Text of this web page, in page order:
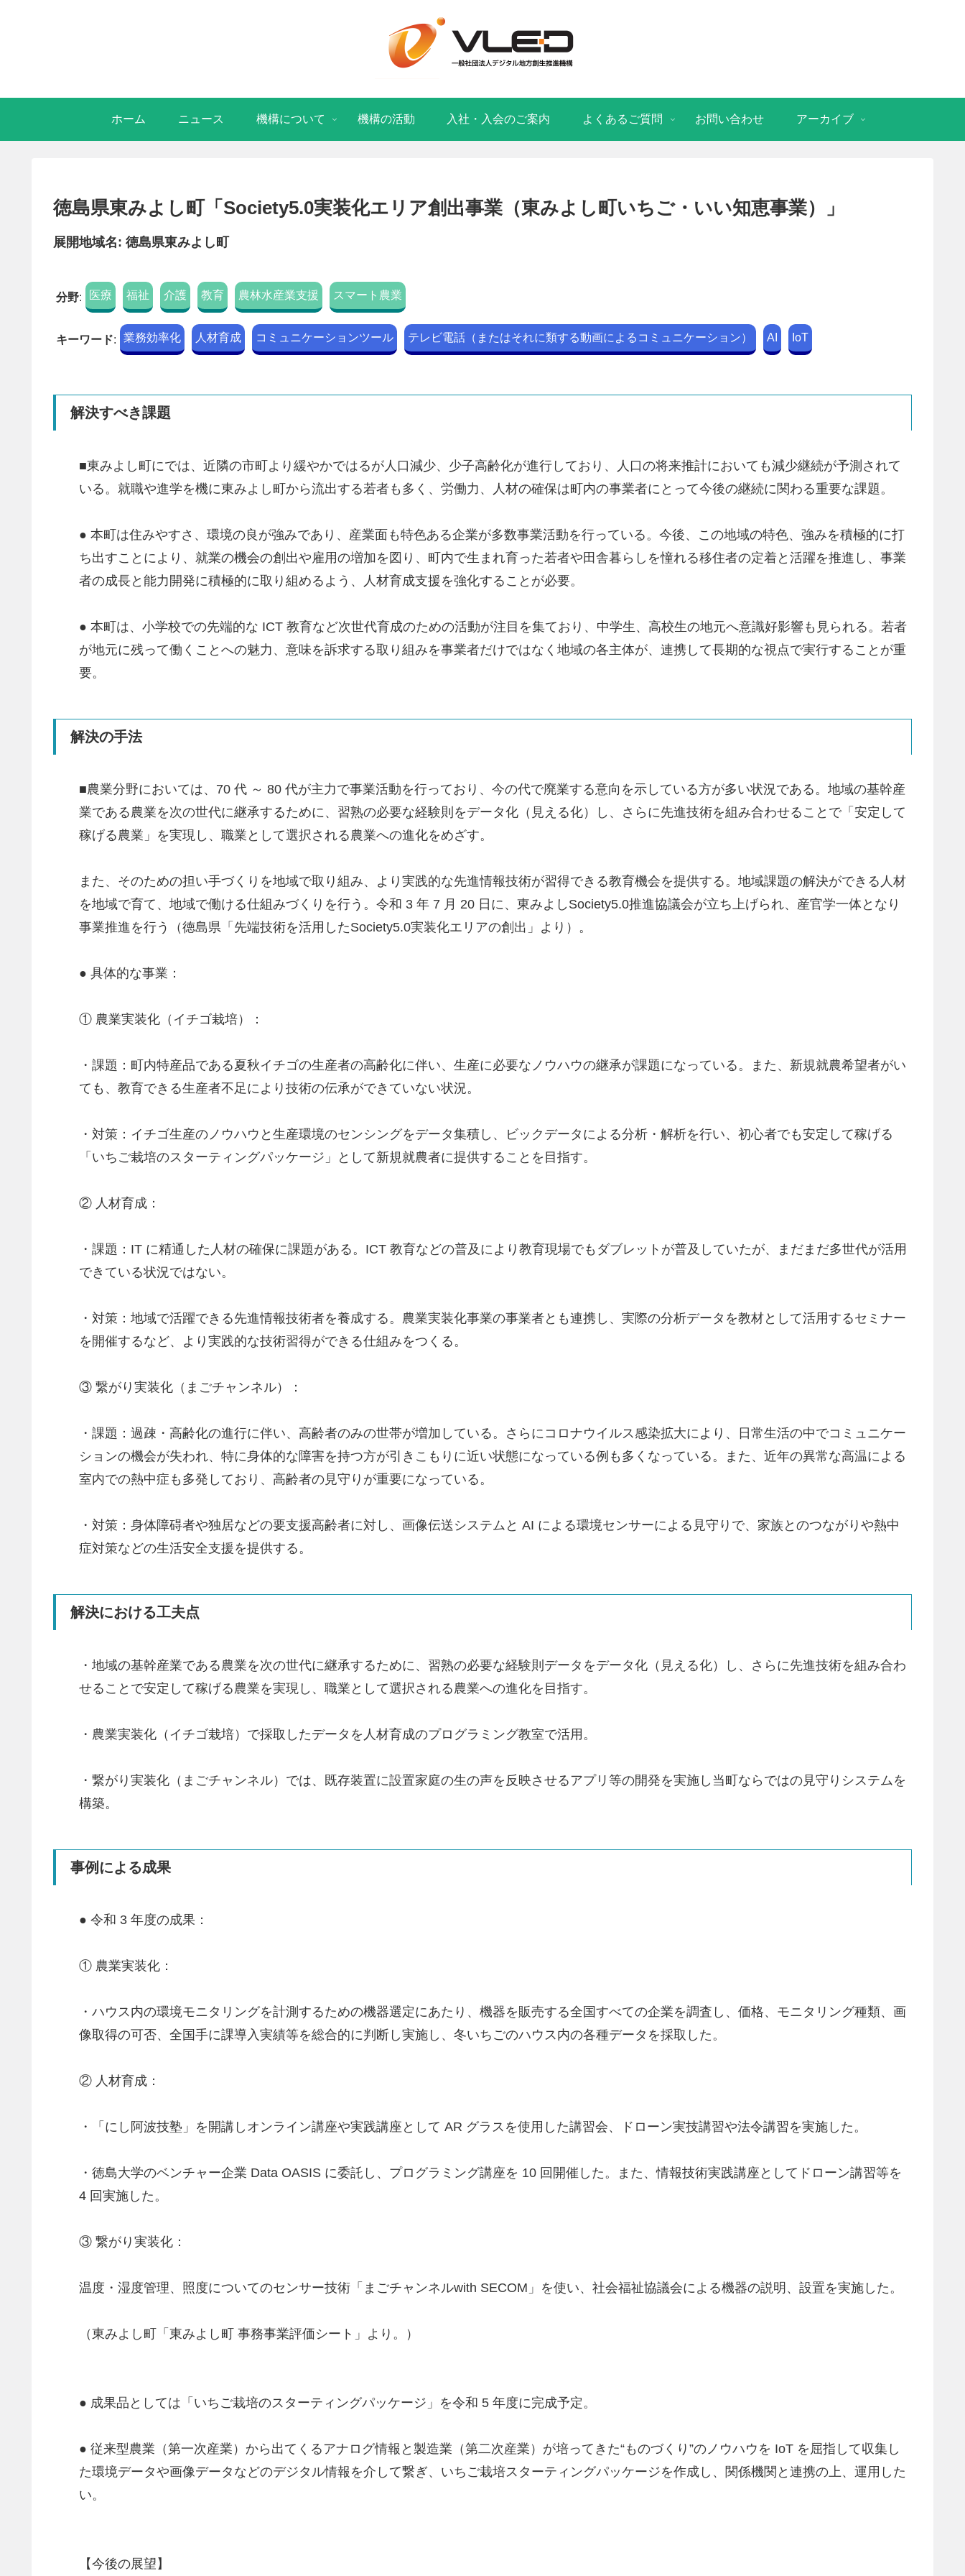
ホーム ニュース 機構について 機構の活動 入社・入会のご案内 よくあるご質問 お問い合わせ アーカイブ
徳島県東みよし町「Society5.0実装化エリア創出事業（東みよし町いちご・いい知恵事業）」
展開地域名: 徳島県東みよし町
分野: 医療 福祉 介護 教育 農林水産業支援 スマート農業
キーワード: 業務効率化 人材育成 コミュニケーションツール テレビ電話（またはそれに類する動画によるコミュニケーション） AI IoT
解決すべき課題
■東みよし町にでは、近隣の市町より緩やかではるが人口減少、少子高齢化が進行しており、人口の将来推計においても減少継続が予測されて
いる。就職や進学を機に東みよし町から流出する若者も多く、労働力、人材の確保は町内の事業者にとって今後の継続に関わる重要な課題。
● 本町は住みやすさ、環境の良が強みであり、産業面も特色ある企業が多数事業活動を行っている。今後、この地域の特色、強みを積極的に打
ち出すことにより、就業の機会の創出や雇用の増加を図り、町内で生まれ育った若者や田舎暮らしを憧れる移住者の定着と活躍を推進し、事業
者の成長と能力開発に積極的に取り組めるよう、人材育成支援を強化することが必要。
● 本町は、小学校での先端的な ICT 教育など次世代育成のための活動が注目を集ており、中学生、高校生の地元へ意識好影響も見られる。若者
が地元に残って働くことへの魅力、意味を訴求する取り組みを事業者だけではなく地域の各主体が、連携して長期的な視点で実行することが重
要。
解決の手法
■農業分野においては、70 代 ～ 80 代が主力で事業活動を行っており、今の代で廃業する意向を示している方が多い状況である。地域の基幹産
業である農業を次の世代に継承するために、習熟の必要な経験則をデータ化（見える化）し、さらに先進技術を組み合わせることで「安定して
稼げる農業」を実現し、職業として選択される農業への進化をめざす。
また、そのための担い手づくりを地域で取り組み、より実践的な先進情報技術が習得できる教育機会を提供する。地域課題の解決ができる人材
を地域で育て、地域で働ける仕組みづくりを行う。令和 3 年 7 月 20 日に、東みよしSociety5.0推進協議会が立ち上げられ、産官学一体となり
事業推進を行う（徳島県「先端技術を活用したSociety5.0実装化エリアの創出」より）。
● 具体的な事業：
① 農業実装化（イチゴ栽培）：
・課題：町内特産品である夏秋イチゴの生産者の高齢化に伴い、生産に必要なノウハウの継承が課題になっている。また、新規就農希望者がい
ても、教育できる生産者不足により技術の伝承ができていない状況。
・対策：イチゴ生産のノウハウと生産環境のセンシングをデータ集積し、ビックデータによる分析・解析を行い、初心者でも安定して稼げる
「いちご栽培のスターティングパッケージ」として新規就農者に提供することを目指す。
② 人材育成：
・課題：IT に精通した人材の確保に課題がある。ICT 教育などの普及により教育現場でもダブレットが普及していたが、まだまだ多世代が活用
できている状況ではない。
・対策：地域で活躍できる先進情報技術者を養成する。農業実装化事業の事業者とも連携し、実際の分析データを教材として活用するセミナー
を開催するなど、より実践的な技術習得ができる仕組みをつくる。
③ 繋がり実装化（まごチャンネル）：
・課題：過疎・高齢化の進行に伴い、高齢者のみの世帯が増加している。さらにコロナウイルス感染拡大により、日常生活の中でコミュニケー
ションの機会が失われ、特に身体的な障害を持つ方が引きこもりに近い状態になっている例も多くなっている。また、近年の異常な高温による
室内での熱中症も多発しており、高齢者の見守りが重要になっている。
・対策：身体障碍者や独居などの要支援高齢者に対し、画像伝送システムと AI による環境センサーによる見守りで、家族とのつながりや熱中
症対策などの生活安全支援を提供する。
解決における工夫点
・地域の基幹産業である農業を次の世代に継承するために、習熟の必要な経験則データをデータ化（見える化）し、さらに先進技術を組み合わ
せることで安定して稼げる農業を実現し、職業として選択される農業への進化を目指す。
・農業実装化（イチゴ栽培）で採取したデータを人材育成のプログラミング教室で活用。
・繋がり実装化（まごチャンネル）では、既存装置に設置家庭の生の声を反映させるアプリ等の開発を実施し当町ならではの見守りシステムを
構築。
事例による成果
● 令和 3 年度の成果：
① 農業実装化：
・ハウス内の環境モニタリングを計測するための機器選定にあたり、機器を販売する全国すべての企業を調査し、価格、モニタリング種類、画
像取得の可否、全国手に課導入実績等を総合的に判断し実施し、冬いちごのハウス内の各種データを採取した。
② 人材育成：
・「にし阿波技塾」を開講しオンライン講座や実践講座として AR グラスを使用した講習会、ドローン実技講習や法令講習を実施した。
・徳島大学のベンチャー企業 Data OASIS に委託し、プログラミング講座を 10 回開催した。また、情報技術実践講座としてドローン講習等を
4 回実施した。
③ 繋がり実装化：
温度・湿度管理、照度についてのセンサー技術「まごチャンネルwith SECOM」を使い、社会福祉協議会による機器の説明、設置を実施した。
（東みよし町「東みよし町 事務事業評価シート」より。）
● 成果品としては「いちご栽培のスターティングパッケージ」を令和 5 年度に完成予定。
● 従来型農業（第一次産業）から出てくるアナログ情報と製造業（第二次産業）が培ってきた“ものづくり”のノウハウを IoT を屈指して収集し
た環境データや画像データなどのデジタル情報を介して繋ぎ、いちご栽培スターティングパッケージを作成し、関係機関と連携の上、運用した
い。
【今後の展望】